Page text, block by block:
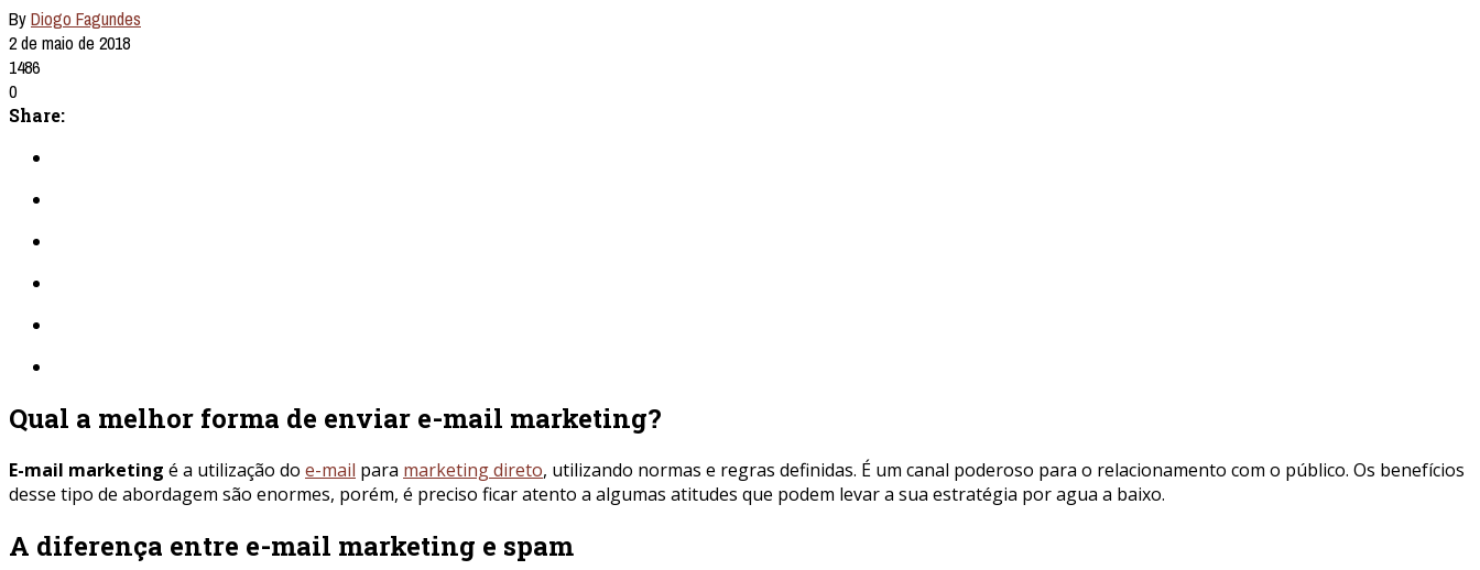
ByDiogo Fagundes
2 de maio de 2018
1486
0
Share:
Qual a melhor forma de enviar e-mail marketing?
E-mail marketing é a utilização do e-mail para marketing direto, utilizando normas e regras definidas. É um canal poderoso para o relacionamento com o público. Os benefícios
desse tipo de abordagem são enormes, porém, é preciso ficar atento a algumas atitudes que podem levar a sua estratégia por agua a baixo.
A diferença entre e-mail marketing e spam